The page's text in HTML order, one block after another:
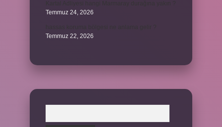
Temmuz 24, 2026
Temmuz 22, 2026